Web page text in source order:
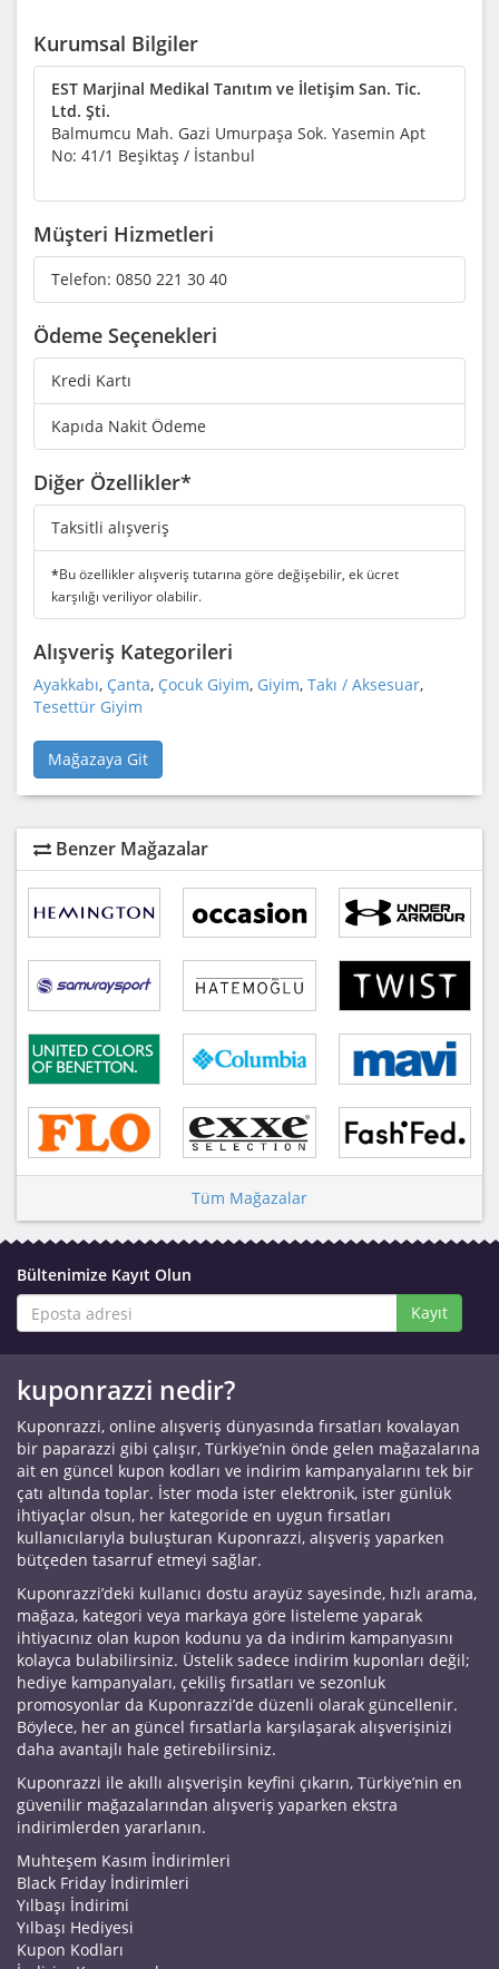
Kurumsal Bilgiler
EST Marjinal Medikal Tanıtım ve İletişim San. Tic.
Ltd. Şti.
Balmumcu Mah. Gazi Umurpaşa Sok. Yasemin Apt
No: 41/1 Beşiktaş / İstanbul
Müşteri Hizmetleri
Telefon: 0850 221 30 40
Ödeme Seçenekleri
Kredi Kartı
Kapıda Nakit Ödeme
Diğer Özellikler*
Taksitli alışveriş
*Bu özellikler alışveriş tutarına göre değişebilir, ek ücret
karşılığı veriliyor olabilir.
Alışveriş Kategorileri
Ayakkabı, Çanta, Çocuk Giyim, Giyim, Takı / Aksesuar,
Tesettür Giyim
Mağazaya Git
Benzer Mağazalar
Tüm Mağazalar
Bültenimize Kayıt Olun
Kayıt
kuponrazzi nedir?
Kuponrazzi, online alışveriş dünyasında fırsatları kovalayan
bir paparazzi gibi çalışır, Türkiye’nin önde gelen mağazalarına
ait en güncel kupon kodları ve indirim kampanyalarını tek bir
çatı altında toplar. İster moda ister elektronik, ister günlük
ihtiyaçlar olsun, her kategoride en uygun fırsatları
kullanıcılarıyla buluşturan Kuponrazzi, alışveriş yaparken
bütçeden tasarruf etmeyi sağlar.
Kuponrazzi’deki kullanıcı dostu arayüz sayesinde, hızlı arama,
mağaza, kategori veya markaya göre listeleme yaparak
ihtiyacınız olan kupon kodunu ya da indirim kampanyasını
kolayca bulabilirsiniz. Üstelik sadece indirim kuponları değil;
hediye kampanyaları, çekiliş fırsatları ve sezonluk
promosyonlar da Kuponrazzi’de düzenli olarak güncellenir.
Böylece, her an güncel fırsatlarla karşılaşarak alışverişinizi
daha avantajlı hale getirebilirsiniz.
Kuponrazzi ile akıllı alışverişin keyfini çıkarın, Türkiye’nin en
güvenilir mağazalarından alışveriş yaparken ekstra
indirimlerden yararlanın.
Muhteşem Kasım İndirimleri
Black Friday İndirimleri
Yılbaşı İndirimi
Yılbaşı Hediyesi
Kupon Kodları